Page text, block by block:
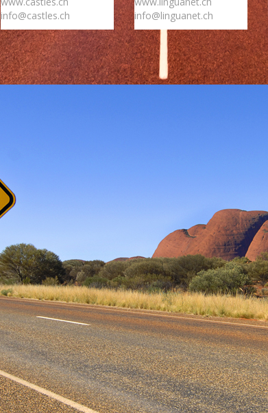
info@castles.ch
info@linguanet.ch